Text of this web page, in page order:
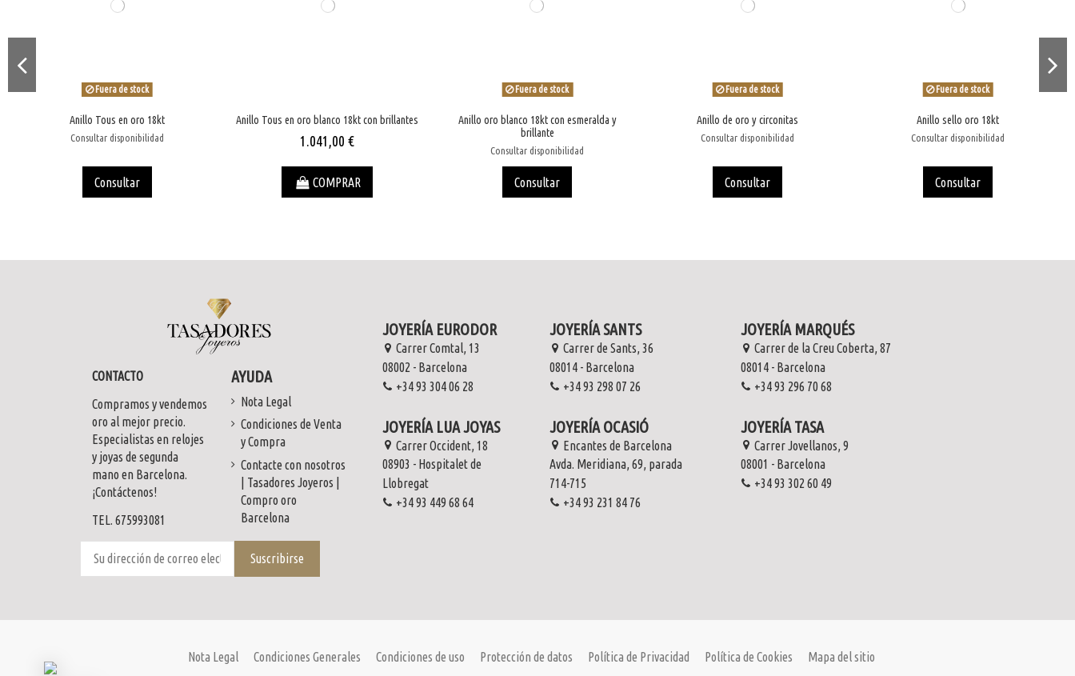
Fuera de stock
Anillo Tous en oro 18kt
Consultar disponibilidad
Consultar
Anillo Tous en oro blanco 18kt con brillantes
1.041,00 €
COMPRAR
Fuera de stock
Anillo oro blanco 18kt con esmeralda y
brillante
Consultar disponibilidad
Consultar
Fuera de stock
Anillo de oro y circonitas
Consultar disponibilidad
Consultar
Fuera de stock
Anillo sello oro 18kt
Consultar disponibilidad
Consultar
Anillo Tous en oro blanco, brillantes y Ã³nix
Consultar disponibilidad
Consultar
Anillo en oro amarillo 18kt con piedra rosa
Consultar disponibilidad
Consultar
Anillo oro 18kt con esmeralda y brillante
Consultar disponibilidad
Fuera de stock
Anillo oro sello con piedra semipreciosa
Consultar disponibilidad
Anillo Cartier oro 18kt Brillantes
Consultar disponibilidad
Consultar
Alianza de oro blanco 18kt con esmeraldas
Consultar disponibilidad
Consultar
Anillo mariposa en oro blanco 18kt con
brillantes
Consultar
Fuera de stock
Anillo Love CARTIER oro 18kt
Consultar disponibilidad
Anillo en oro blanco 18kt con brillantes
Consultar disponibilidad
Consultar
CONTACTO
Compramos y vendemos
oro al mejor precio.
Especialistas en relojes
y joyas de segunda
mano en Barcelona.
¡Contáctenos!
TEL. 675993081
AYUDA
Nota Legal
Condiciones de Venta
y Compra
Contacte con nosotros
| Tasadores Joyeros |
Compro oro
Barcelona
JOYERÍA EURODOR
Carrer Comtal, 13
08002 - Barcelona
+34 93 304 06 28
JOYERÍA SANTS
Carrer de Sants, 36
08014 - Barcelona
+34 93 298 07 26
JOYERÍA LUA JOYAS
Carrer Occident, 18
08903 - Hospitalet de
Llobregat
+34 93 449 68 64
JOYERÍA OCASIÓ
Encantes de Barcelona
Avda. Meridiana, 69, parada
714-715
+34 93 231 84 76
JOYERÍA MARQUÉS
Carrer de la Creu Coberta, 87
08014 - Barcelona
+34 93 296 70 68
JOYERÍA TASA
Carrer Jovellanos, 9
08001 - Barcelona
+34 93 302 60 49
Nota Legal Condiciones Generales Condiciones de uso Protección de datos Política de Privacidad Política de Cookies Mapa del sitio